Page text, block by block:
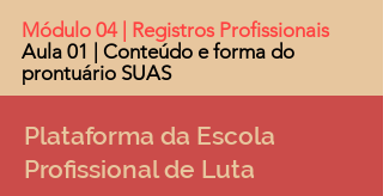
Módulo 04 | Registros Profissionais
Aula 01 | Conteúdo e forma do
prontuário SUAS
Plataforma da Escola
Profissional de Luta